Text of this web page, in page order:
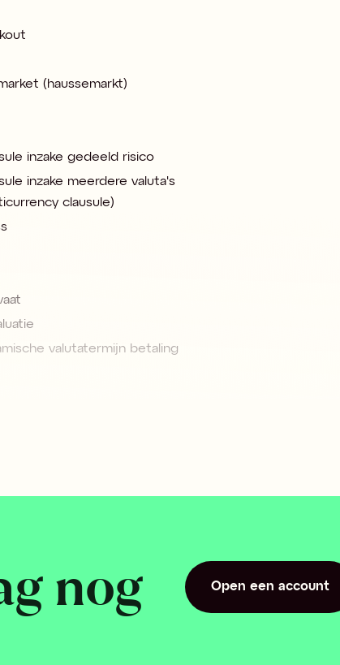
(haussemarkt)
inzake gedeeld risico
inzake meerdere valuta's
clausule)
valutatermijn betaling
analyse
nog Open een account
Open een account